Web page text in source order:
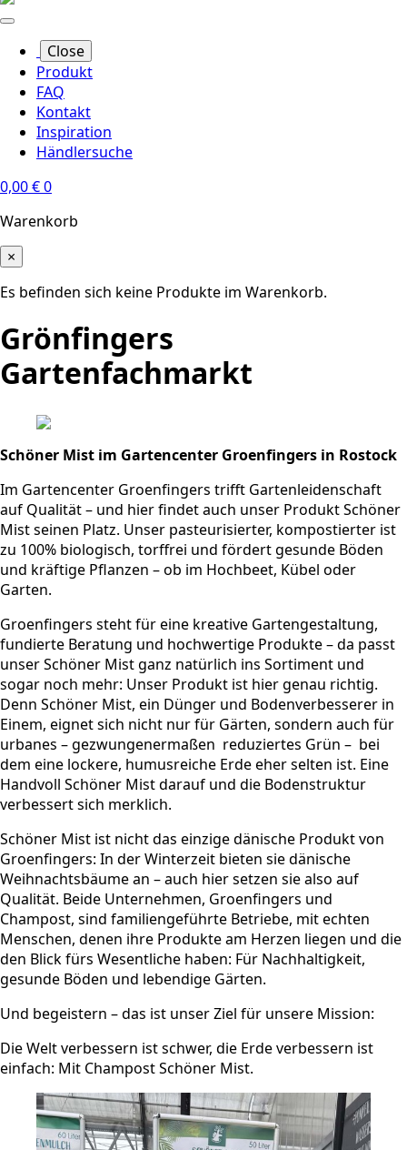
Close
Produkt
FAQ
Kontakt
Inspiration
Händlersuche
0,00€0
Warenkorb
×
Es befinden sich keine Produkte im Warenkorb.
Grönfingers
Gartenfachmarkt
Schöner Mist im Gartencenter Groenfingers in Rostock
Im Gartencenter Groenfingers trifft Gartenleidenschaft
auf Qualität – und hier findet auch unser Produkt Schöner
Mist seinen Platz. Unser pasteurisierter, kompostierter ist
zu 100% biologisch, torffrei und fördert gesunde Böden
und kräftige Pflanzen – ob im Hochbeet, Kübel oder
Garten.
Groenfingers steht für eine kreative Gartengestaltung,
fundierte Beratung und hochwertige Produkte – da passt
unser Schöner Mist ganz natürlich ins Sortiment und
sogar noch mehr: Unser Produkt ist hier genau richtig.
Denn Schöner Mist, ein Dünger und Bodenverbesserer in
Einem, eignet sich nicht nur für Gärten, sondern auch für
urbanes – gezwungenermaßen reduziertes Grün – bei
dem eine lockere, humusreiche Erde eher selten ist. Eine
Handvoll Schöner Mist darauf und die Bodenstruktur
verbessert sich merklich.
Schöner Mist ist nicht das einzige dänische Produkt von
Groenfingers: In der Winterzeit bieten sie dänische
Weihnachtsbäume an – auch hier setzen sie also auf
Qualität. Beide Unternehmen, Groenfingers und
Champost, sind familiengeführte Betriebe, mit echten
Menschen, denen ihre Produkte am Herzen liegen und die
den Blick fürs Wesentliche haben: Für Nachhaltigkeit,
gesunde Böden und lebendige Gärten.
Und begeistern – das ist unser Ziel für unsere Mission:
Die Welt verbessern ist schwer, die Erde verbessern ist
einfach: Mit Champost Schöner Mist.